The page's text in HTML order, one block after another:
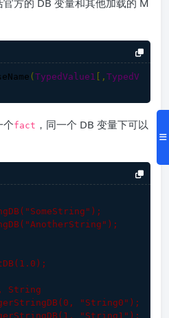
方的 DB 变量和其他加载的 M
( TypedValue1 [, TypedV
个fact ，同一个 DB 变量下可以
1.0 );
String
0 , "String0");
1 , "String1");